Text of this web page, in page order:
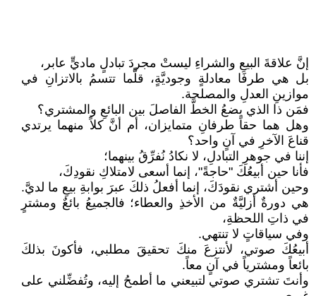
إنَّ علاقةَ البيعِ والشراءِ ليستْ مجردَ تبادلٍ ماديٍّ عابر،
بل هي طرفَا معادلةٍ وجوديَّةٍ، قلَّما تتسمُ بالاتزانِ في
موازينِ العدلِ والمصلحة.
فمَن ذا الذي يضعُ الخطَّ الفاصلَ بين البائعِ والمشتري؟
وهل هما حقاً طرفانِ متمايزان، أم أنَّ كلاً منهما يرتدي
قناعَ الآخرِ في آنٍ واحد؟
إننا في جوهرِ التبادلِ، لا نكادُ نُفرِّقُ بينهما؛
فأنا حين أبيعُكَ "حاجةً"، إنما أسعى لامتلاكِ نقودِكَ،
وحين أشتري نقودَكَ، إنما أفعلُ ذلكَ عبرَ بوابةِ بيعِ ما لديَّ.
هي دورةٌ أزليَّةٌ من الأخذِ والعطاء؛ فالجميعُ بائعٌ ومشترٍ
في ذاتِ اللحظةِ،
وفي سياقاتٍ لا تنتهي.
أبيعُكَ صوتي، لأنتزعَ منكَ تحقيقَ مطلبي، فأكونَ بذلكَ
بائعاً ومشترياً في آنٍ معاً.
وأنتَ تشتري صوتي لتبيعني ما أطمحُ إليه، وتُفضِّلني على